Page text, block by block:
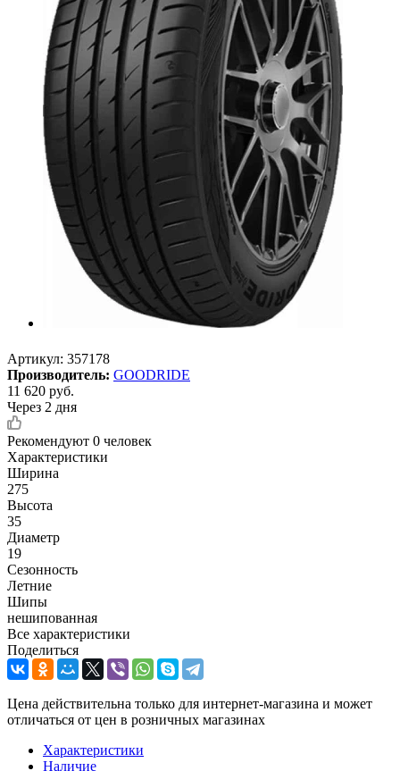
Артикул: 357178
Производитель: GOODRIDE
11 620 руб.
Через 2 дня
Рекомендуют 0 человек
Характеристики
Ширина
275
Высота
35
Диаметр
19
Сезонность
Летние
Шипы
нешипованная
Все характеристики
Поделиться
Цена действительна только для интернет-магазина и может
отличаться от цен в розничных магазинах
Характеристики
Наличие